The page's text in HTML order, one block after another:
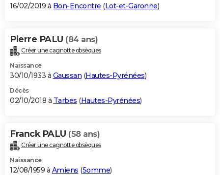
16/02/2019 à Bon-Encontre (Lot-et-Garonne)
Pierre PALU (84 ans)
Créer une cagnotte obsèques
Naissance
30/10/1933 à Gaussan (Hautes-Pyrénées)
Décès
02/10/2018 à Tarbes (Hautes-Pyrénées)
Franck PALU (58 ans)
Créer une cagnotte obsèques
Naissance
12/08/1959 à Amiens (Somme)